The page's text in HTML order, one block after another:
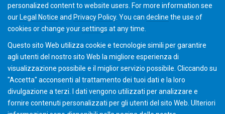
Brochure - Multi-Sensor Inspection Machines for High Precision
Parts
personalized content to website users. For more information see
our Legal Notice and Privacy Policy. You can decline the use of
cookies or change yoursettings at any time.
Questo sito Web utilizza cookie e tecnologie simili per garantire
agli utenti del nostro sito Web la migliore esperienza di
visualizzazione possibile e il miglior servizio possibile. Cliccando su
"Accetta" acconsenti al ​​trattamento dei tuoi dati e la loro
divulgazione a terzi. I dati vengono utilizzati per analizzare e
fornire contenuti personalizzati per gli utenti del sito Web. Ulteriori